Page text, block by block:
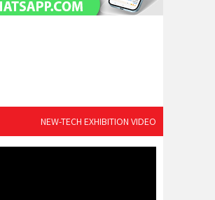
NEW-TECH EXHIBITION VIDEO